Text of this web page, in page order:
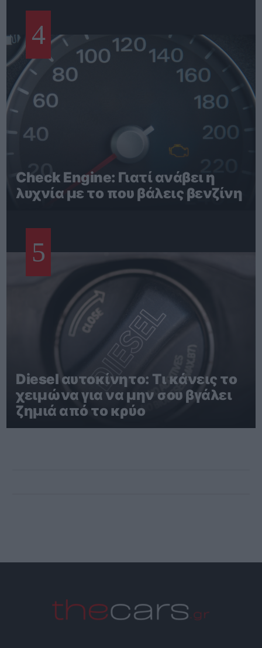
4
Check Engine: Γιατί ανάβει η
λυχνία με το που βάλεις βενζίνη
5
Diesel αυτοκίνητο: Τι κάνεις το
χειμώνα για να μην σου βγάλει
ζημιά από το κρύο